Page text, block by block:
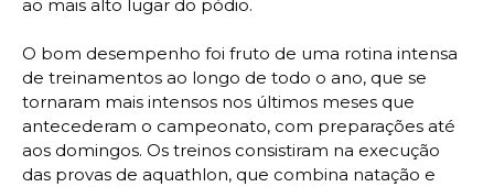
ao mais alto lugar do pódio.
O bom desempenho foi fruto de uma rotina intensa
de treinamentos ao longo de todo o ano, que se
tornaram mais intensos nos últimos meses que
antecederam o campeonato, com preparações até
aos domingos. Os treinos consistiram na execução
das provas de aquathlon, que combina natação e